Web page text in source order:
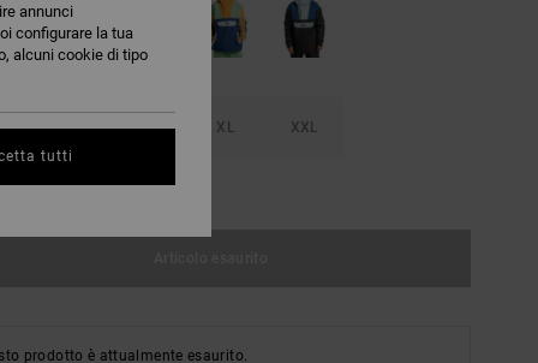
M L XL XXL
la guida alle taglie
prodotto è attualmente esaurito.
annunci
configurare la tua
alcuni cookie di tipo
tutti